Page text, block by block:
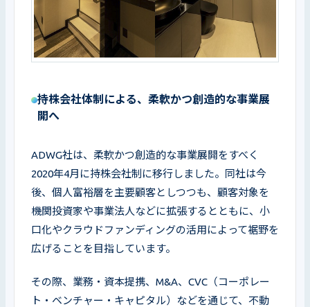
持株会社体制による、柔軟かつ創造的な事業展
開へ
ADWG社は、柔軟かつ創造的な事業展開をすべく
2020年4月に持株会社制に移行しました。同社は今
後、個人富裕層を主要顧客としつつも、顧客対象を
機関投資家や事業法人などに拡張するとともに、小
口化やクラウドファンディングの活用によって裾野を
広げることを目指しています。
その際、業務・資本提携、M&A、CVC（コーポレー
ト・ベンチャー・キャピタル）などを通じて、不動